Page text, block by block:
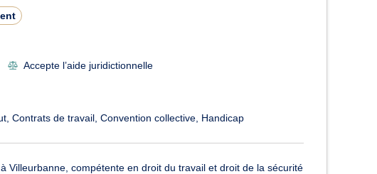
Accepte l’aide juridictionnelle
Contrats de travail Convention collective Handicap
Villeurbanne, compétente en droit du travail et droit de la sécurité